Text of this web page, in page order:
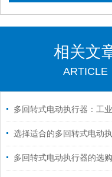
相关文
ARTICLE